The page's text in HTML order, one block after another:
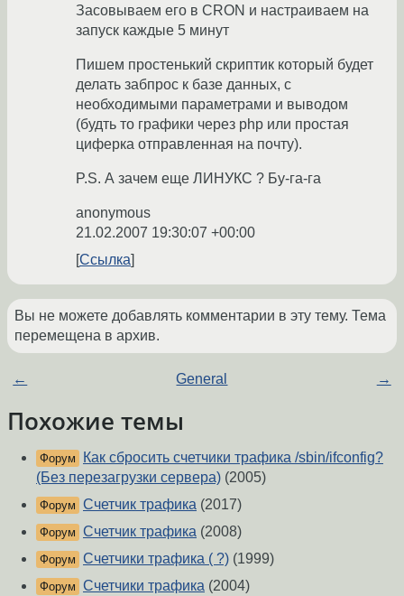
Засовываем его в CRON и настраиваем на
запуск каждые 5 минут
Пишем простенький скриптик который будет
делать забпрос к базе данных, с
необходимыми параметрами и выводом
(будть то графики через php или простая
циферка отправленная на почту).
P.S. А зачем еще ЛИНУКС ? Бу-га-га
anonymous
21.02.2007 19:30:07 +00:00
Ссылка
Вы не можете добавлять комментарии в эту тему. Тема
перемещена в архив.
← General →
Похожие темы
Форум
Как сбросить счетчики трафика /sbin/ifconfig?
(Без перезагрузки сервера) (2005)
Форум Счетчик трафика (2017)
Форум Счетчик трафика (2008)
Форум Счетчики трафика ( ?) (1999)
Форум Счетчики трафика (2004)